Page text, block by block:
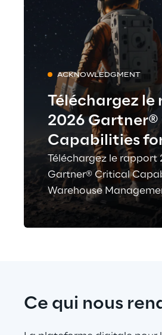
ACKNOWLEDGMENT
Téléchargez
2026
Capabilities
Téléchargez le rapport
Gartner® Critical
Warehouse
et découvrez comment
Reply est évalué aux
Ce qui nous